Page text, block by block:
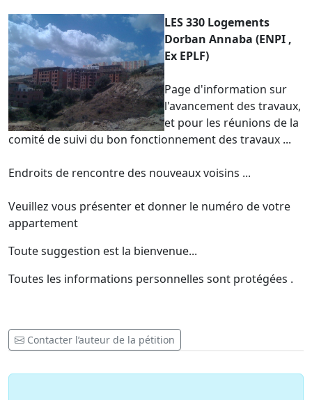
LES 330 Logements
Dorban Annaba (ENPI ,
Ex EPLF)
Page d'information sur
l'avancement des travaux,
et pour les réunions de la
comité de suivi du bon fonctionnement des travaux ...
Endroits de rencontre des nouveaux voisins ...
Veuillez vous présenter et donner le numéro de votre
appartement
Toute suggestion est la bienvenue...
Toutes les informations personnelles sont protégées .
Contacter l’auteur de la pétition